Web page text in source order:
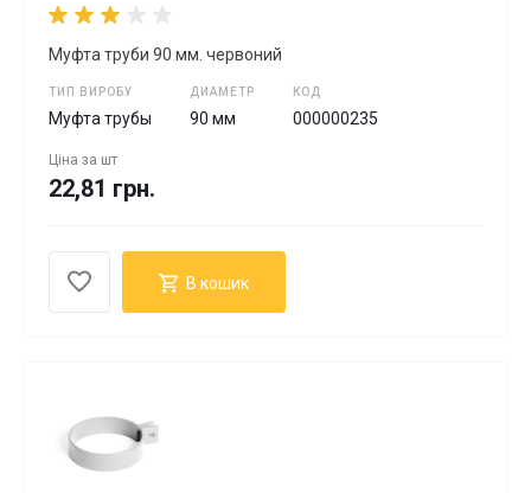
Муфта труби 90 мм. червоний
ТИП ВИРОБУ
Муфта трубы
ДИАМЕТР
90 мм
КОД
000000235
Ціна за шт
22,81 грн.
В кошик